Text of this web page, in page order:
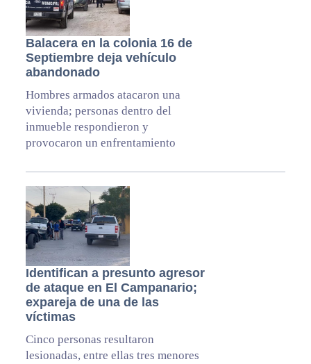
Balacera en la colonia 16 de
Septiembre deja vehículo
abandonado
Hombres armados atacaron una
vivienda; personas dentro del
inmueble respondieron y
provocaron un enfrentamiento
Identifican a presunto agresor
de ataque en El Campanario;
expareja de una de las
víctimas
Cinco personas resultaron
lesionadas, entre ellas tres menores